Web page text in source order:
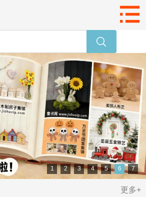
1 2 3 4 5 6 7
更多+